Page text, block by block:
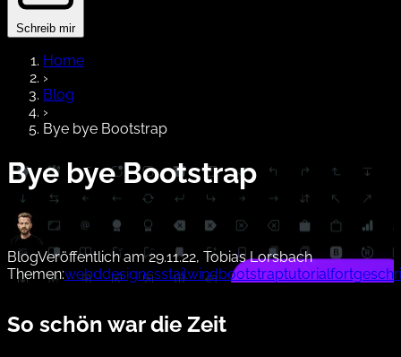
Schreib mir
Home
›
Blog
›
Bye bye Bootstrap
Bye bye Bootstrap
BlogVeröffentlich am 29.11.22, Tobias Lorsbach
Themen:webddesigncsstailwindbootstraptutorial
So schön war die Zeit